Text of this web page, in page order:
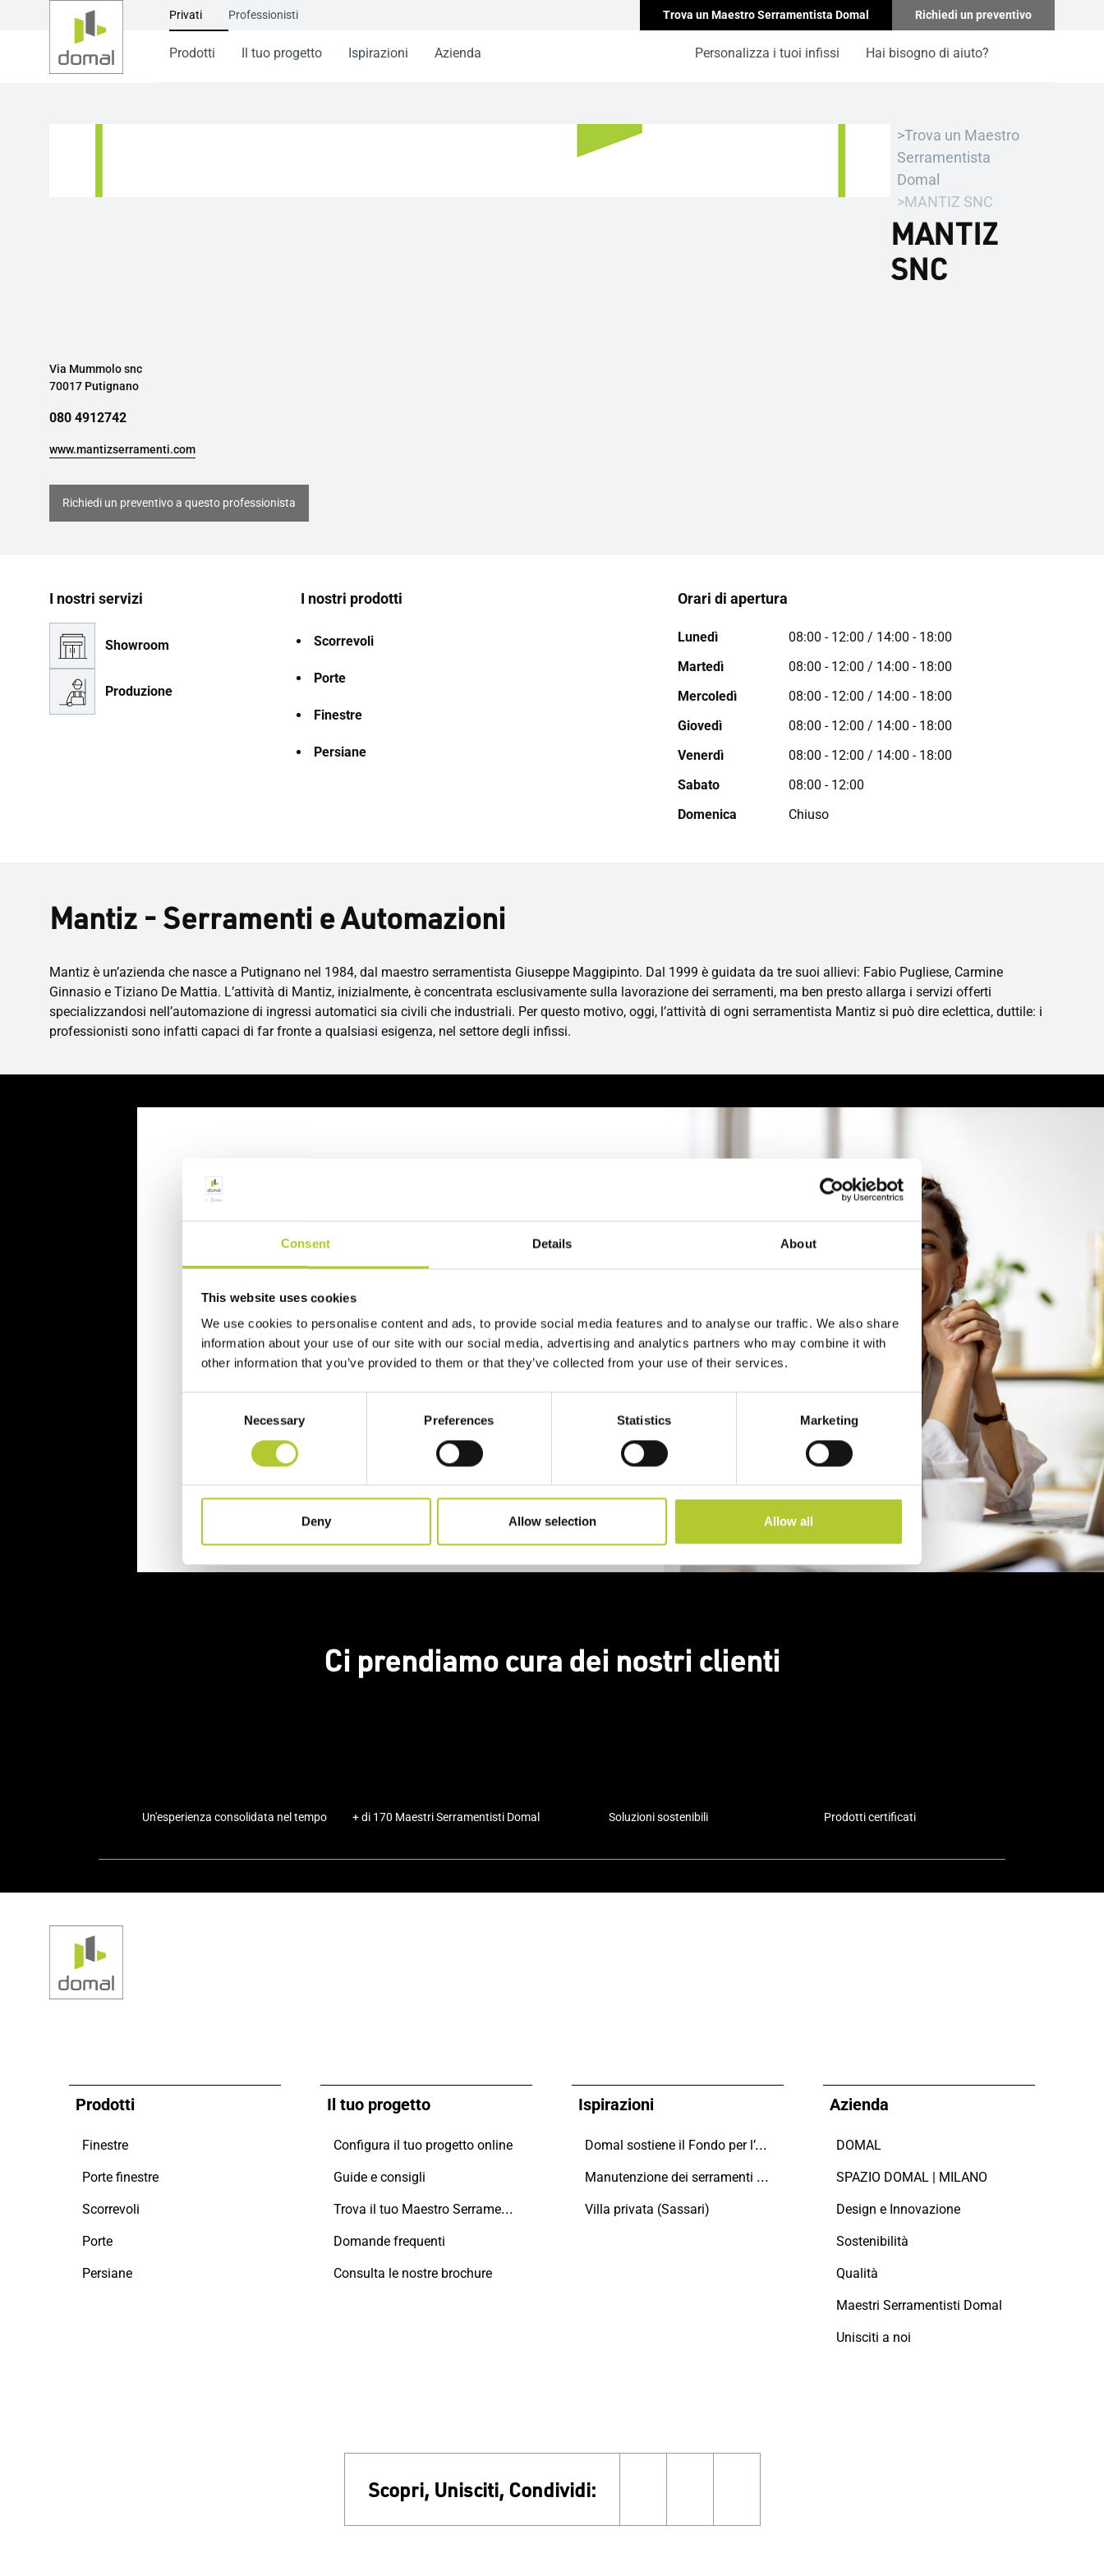
Consent Details About
This website uses cookies
We use cookies to personalise content and ads, to provide social media features and to analyse our traffic. We also share
information about your use of our site with our social media, advertising and analytics partners who may combine it with
other information that you’ve provided to them or that they’ve collected from your use of their services.
Necessary Preferences Statistics Marketing
Deny Allow selection Allow all
Privati Professionisti Trova un Maestro Serramentista Domal Richiedi un preventivo
Prodotti Il tuo progetto Ispirazioni Azienda Personalizza i tuoi infissi Hai bisogno di aiuto?
Trova un Maestro
Serramentista
Domal
MANTIZ SNC
MANTIZ
SNC
Via Mummolo snc
70017 Putignano
080 4912742
www.mantizserramenti.com
Richiedi un preventivo a questo professionista
I nostri servizi
Showroom
Produzione
I nostri prodotti
Scorrevoli
Porte
Finestre
Persiane
Orari di apertura
Lunedì
08:00 - 12:00 / 14:00 - 18:00
Martedì
08:00 - 12:00 / 14:00 - 18:00
Mercoledì
08:00 - 12:00 / 14:00 - 18:00
Giovedì
08:00 - 12:00 / 14:00 - 18:00
Venerdì
08:00 - 12:00 / 14:00 - 18:00
Sabato
08:00 - 12:00
Domenica
Chiuso
Mantiz - Serramenti e Automazioni
Mantiz è un’azienda che nasce a Putignano nel 1984, dal maestro serramentista Giuseppe Maggipinto. Dal 1999 è guidata da tre suoi allievi: Fabio Pugliese, Carmine
Ginnasio e Tiziano De Mattia. L’attività di Mantiz, inizialmente, è concentrata esclusivamente sulla lavorazione dei serramenti, ma ben presto allarga i servizi offerti
specializzandosi nell’automazione di ingressi automatici sia civili che industriali. Per questo motivo, oggi, l’attività di ogni serramentista Mantiz si può dire eclettica, duttile: i
professionisti sono infatti capaci di far fronte a qualsiasi esigenza, nel settore degli infissi.
Richiedi un preventivo
Richiedi il tuo preventivo in 2 minuti
Il tuo nome, cognome e l'indirizzo del tuo progetto
Nome e cognome
Cognome
Continua
Ci prendiamo cura dei nostri clienti
Un'esperienza consolidata nel tempo + di 170 Maestri Serramentisti Domal Soluzioni sostenibili Prodotti certificati
Prodotti
Finestre
Porte finestre
Scorrevoli
Porte
Persiane
Il tuo progetto
Configura il tuo progetto online
Guide e consigli
Trova il tuo Maestro Serramentista Domal
Domande frequenti
Consulta le nostre brochure
Ispirazioni
Domal sostiene il Fondo per l’Ambiente Italiano anche per le Giornate FAI di Primavera 2024
Manutenzione dei serramenti in alluminio
Villa privata (Sassari)
Azienda
DOMAL
SPAZIO DOMAL | MILANO
Design e Innovazione
Sostenibilità
Qualità
Maestri Serramentisti Domal
Unisciti a noi
Scopri, Unisciti, Condividi: